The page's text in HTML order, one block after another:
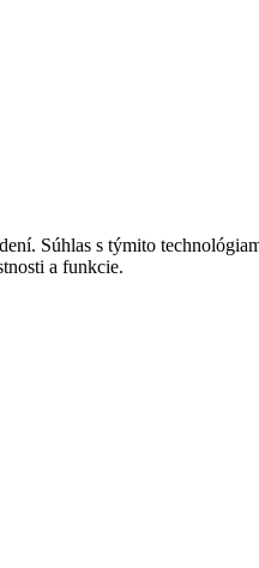
Súhlas s týmito
a funkcie.